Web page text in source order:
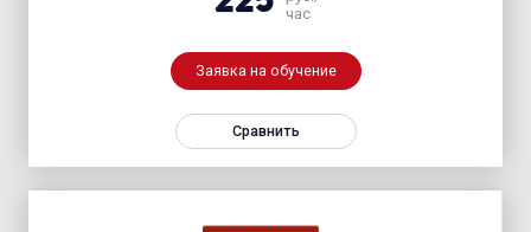
час
Заявка на обучение
Сравнить